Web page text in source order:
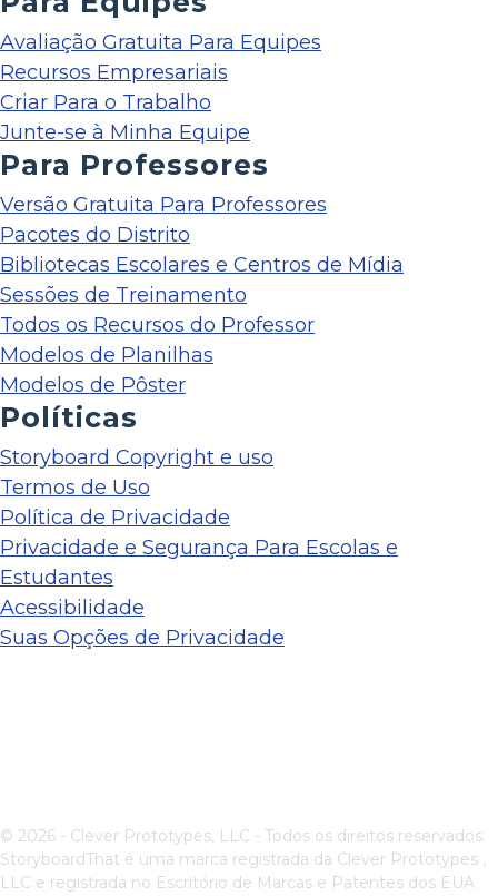
Avaliação Gratuita Para Equipes
Recursos Empresariais
Criar Para o Trabalho
Junte-se à Minha Equipe
Para Professores
Versão Gratuita Para Professores
Pacotes do Distrito
Bibliotecas Escolares e Centros de Mídia
Sessões de Treinamento
Todos os Recursos do Professor
Modelos de Planilhas
Modelos de Pôster
Políticas
Storyboard Copyright e uso
Termos de Uso
Política de Privacidade
Privacidade e Segurança Para Escolas e
Estudantes
Acessibilidade
Suas Opções de Privacidade
© 2026 - Clever Prototypes, LLC - Todos os direitos reservados.
StoryboardThat é uma marca registrada da Clever Prototypes ,
LLC e registrada no Escritório de Marcas e Patentes dos EUA